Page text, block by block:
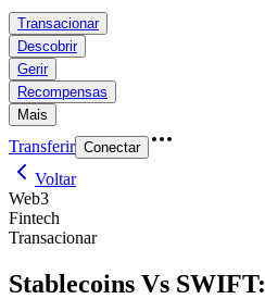
Transacionar
Descobrir
Gerir
Recompensas
Mais
Transferir Conectar
Voltar
Web3
Fintech
Transacionar
Stablecoins Vs